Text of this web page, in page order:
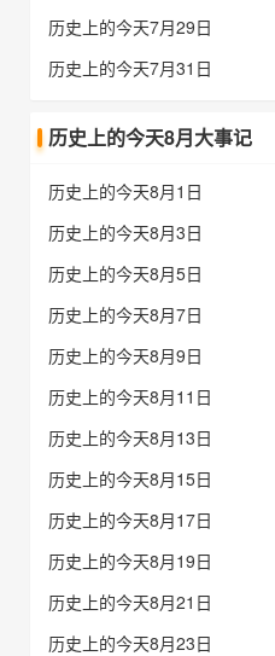
历史上的今天7月29日
历史上的今天7月31日
历史上的今天8月大事记
历史上的今天8月1日
历史上的今天8月3日
历史上的今天8月5日
历史上的今天8月7日
历史上的今天8月9日
历史上的今天8月11日
历史上的今天8月13日
历史上的今天8月15日
历史上的今天8月17日
历史上的今天8月19日
历史上的今天8月21日
历史上的今天8月23日